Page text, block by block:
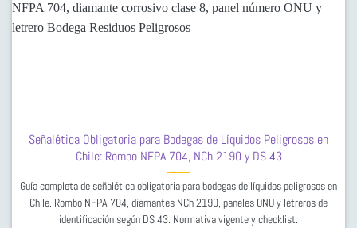
Señalética Obligatoria para Bodegas de Líquidos Peligrosos en
Chile: Rombo NFPA 704, NCh 2190 y DS 43
Guía completa de señalética obligatoria para bodegas de líquidos peligrosos en
Chile. Rombo NFPA 704, diamantes NCh 2190, paneles ONU y letreros de
identificación según DS 43. Normativa vigente y checklist.